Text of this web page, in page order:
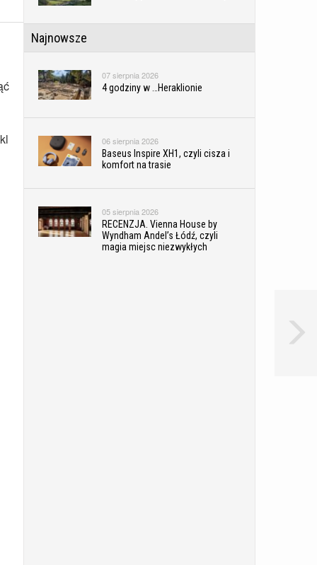
Najnowsze
07 sierpnia 2026
4 godziny w …Heraklionie
06 sierpnia 2026
Baseus Inspire XH1, czyli cisza i
komfort na trasie
05 sierpnia 2026
RECENZJA. Vienna House by
Wyndham Andel’s Łódź, czyli
magia miejsc niezwykłych